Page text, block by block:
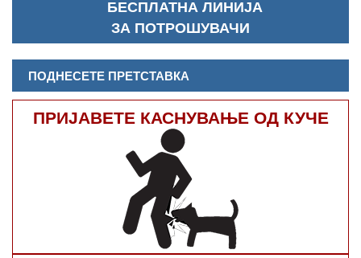
БЕСПЛАТНА ЛИНИЈА
ЗА ПОТРОШУВАЧИ
ПОДНЕСЕТЕ ПРЕТСТАВКА
ПРИЈАВЕТЕ КАСНУВАЊЕ ОД КУЧЕ